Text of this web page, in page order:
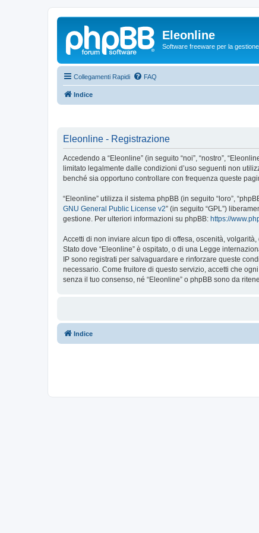
Eleonline
Software freeware per la
Collegamenti Rapidi FAQ
Indice
Eleonline - Registrazione
Accedendo a “Eleonline” (in seguito “noi”, “nostro”,
limitato legalmente dalle condizioni d’uso seguenti non
benché sia opportuno controllare con frequenza queste
“Eleonline” utilizza il sistema phpBB (in seguito “loro”,
GNU General Public License v2” (in seguito “GPL”)
gestione. Per ulteriori informazioni su phpBB: https://
Accetti di non inviare alcun tipo di offesa, oscenità,
Stato dove “Eleonline” è ospitato, o di una Legge
IP sono registrati per salvaguardare e rinforzare queste
necessario. Come fruitore di questo servizio, accetti che
senza il tuo consenso, né “Eleonline” o phpBB sono da
Indice